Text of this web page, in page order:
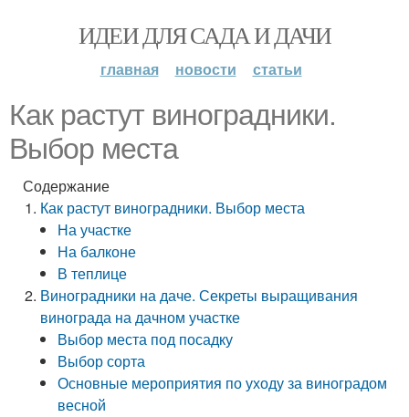
ИДЕИ ДЛЯ САДА И ДАЧИ
главная новости статьи
Как растут виноградники.
Выбор места
Содержание
Как растут виноградники. Выбор места
На участке
На балконе
В теплице
Виноградники на даче. Секреты выращивания
винограда на дачном участке
Выбор места под посадку
Выбор сорта
Основные мероприятия по уходу за виноградом
весной